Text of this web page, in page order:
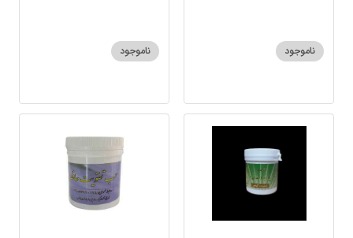
ناموجود ناموجود